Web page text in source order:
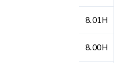
8.01H
8.00H